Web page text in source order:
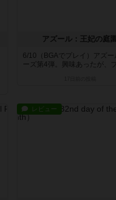
アズール：王妃の庭園
6/10（BGAでプレイ）アズー
ーズ第4弾。興味あったが、
レビュー